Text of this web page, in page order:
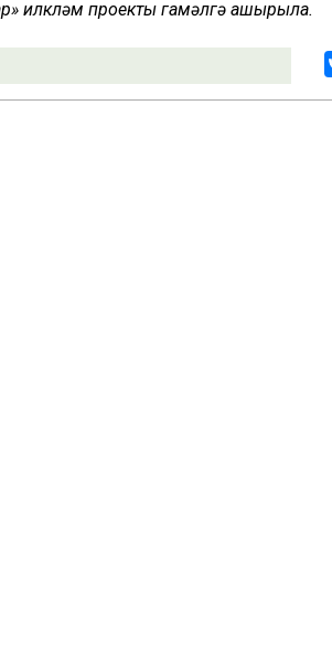
илкүләм проекты гамәлгә ашырыла.